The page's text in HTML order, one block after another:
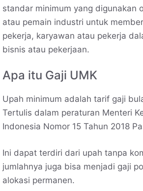
standar minimum yang digunakan
atau pemain industri untuk
pekerja, karyawan atau pekerja
bisnis atau pekerjaan.
Apa itu Gaji UMK
Upah minimum adalah tarif gaji
Tertulis dalam peraturan Menteri
Indonesia Nomor 15 Tahun 2018
Ini dapat terdiri dari upah tanpa
jumlahnya juga bisa menjadi gaji
alokasi permanen.